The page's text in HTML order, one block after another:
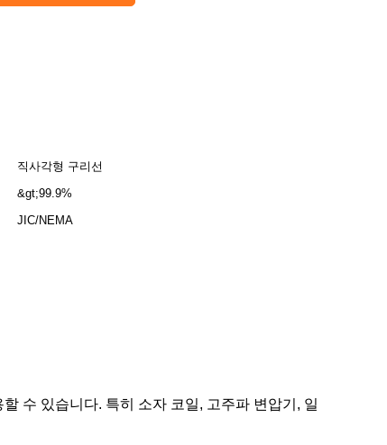
직사각형 구리선
&gt;99.9%
JIC/NEMA
수 있습니다. 특히 소자 코일, 고주파 변압기, 일